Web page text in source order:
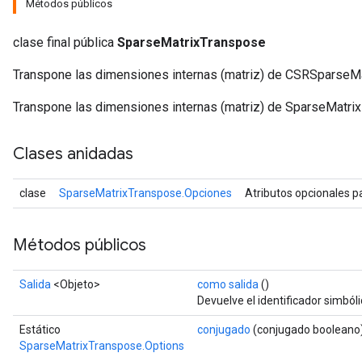
Métodos públicos
clase final pública SparseMatrixTranspose
Transpone las dimensiones internas (matriz) de
Transpone las dimensiones internas (matriz) de
Clases anidadas
clase SparseMatrixTranspose.Opciones Atributos opcionales
Métodos públicos
Salida <Objeto> como salida ()
Devuelve el identificador
Estático
SparseMatrixTranspose.Options
conjugado (conjugado